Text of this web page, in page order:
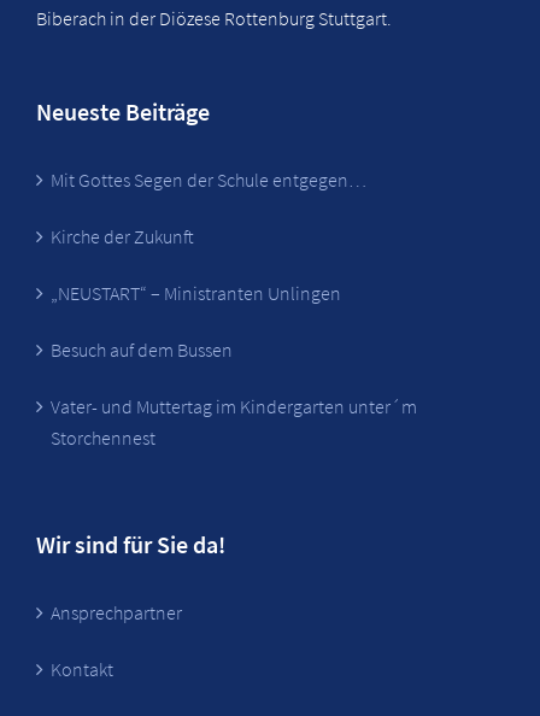
Biberach in der Diözese Rottenburg Stuttgart.
Neueste Beiträge
Mit Gottes Segen der Schule entgegen…
Kirche der Zukunft
„NEUSTART“ – Ministranten Unlingen
Besuch auf dem Bussen
Vater- und Muttertag im Kindergarten unter´m
Storchennest
Wir sind für Sie da!
Ansprechpartner
Kontakt